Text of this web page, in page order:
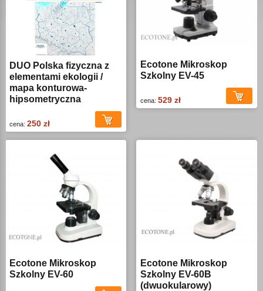
DUO Polska fizyczna z
elementami ekologii /
mapa konturowa-
hipsometryczna
cena: 250 zł
Ecotone Mikroskop
Szkolny EV-45
cena:529 zł
Ecotone Mikroskop
Szkolny EV-60
Ecotone Mikroskop
Szkolny EV-60B
(dwuokularowy)